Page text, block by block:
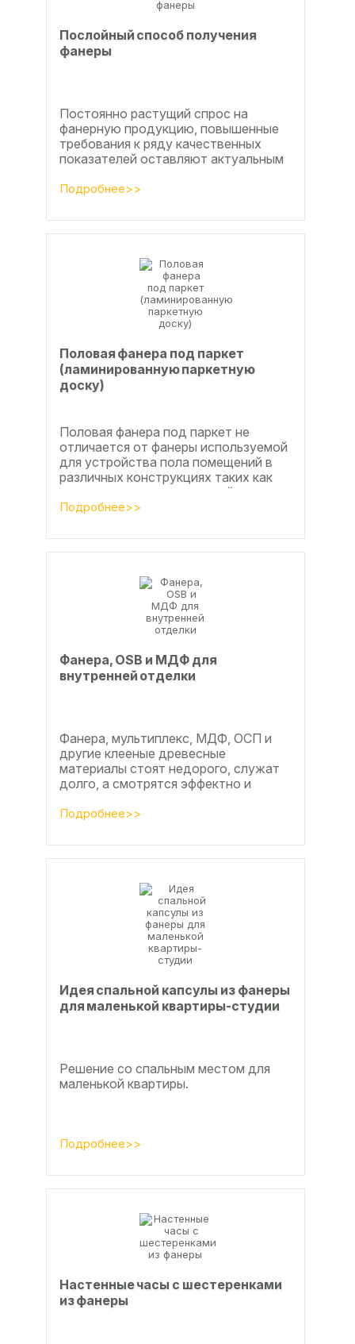
Послойный способ получения
фанеры
Постоянно растущий спрос на
фанерную продукцию, повышенные
требования к ряду качественных
показателей оставляют актуальным
технологии производства клееной...
Подробнее>>
Половая фанера под паркет
(ламинированную паркетную
доску)
Половая фанера под паркет не
отличается от фанеры используемой
для устройства пола помещений в
различных конструкциях таких как
ламинат из ламинированной
паркетной доски, а так же...
Подробнее>>
Фанера, OSB и МДФ для
внутренней отделки
Фанера, мультиплекс, МДФ, ОСП и
другие клееные древесные
материалы стоят недорого, служат
долго, а смотрятся эффектно и
Подробнее>>
Идея спальной капсулы из фанеры
для маленькой квартиры-студии
Решение со спальным местом для
маленькой квартиры.
Подробнее>>
Настенные часы с шестеренками
из фанеры